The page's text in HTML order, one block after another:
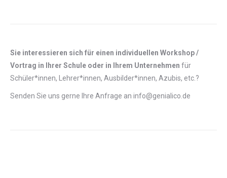
Sie interessieren sich für einen individuellen Workshop /
Vortrag in Ihrer Schule oder in Ihrem Unternehmen für
Schüler*innen, Lehrer*innen, Ausbilder*innen, Azubis, etc.?
Senden Sie uns gerne Ihre Anfrage an info@genialico.de